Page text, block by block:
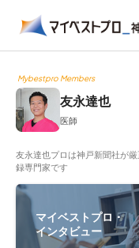
Mybestpro Members
友永達也
医師
友永達也プロは神戸新聞社が
録専門家です
マイベストプロ・
インタビュー